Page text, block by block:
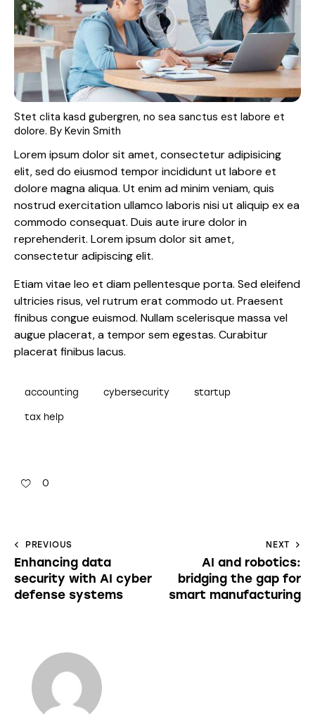
Stet clita kasd gubergren, no sea sanctus est labore et
dolore. By Kevin Smith
Lorem ipsum dolor sit amet, consectetur adipisicing
elit, sed do eiusmod tempor incididunt ut labore et
dolore magna aliqua. Ut enim ad minim veniam, quis
nostrud exercitation ullamco laboris nisi ut aliquip ex ea
commodo consequat. Duis aute irure dolor in
reprehenderit. Lorem ipsum dolor sit amet,
consectetur adipiscing elit.
Etiam vitae leo et diam pellentesque porta. Sed eleifend
ultricies risus, vel rutrum erat commodo ut. Praesent
finibus congue euismod. Nullam scelerisque massa vel
augue placerat, a tempor sem egestas. Curabitur
placerat finibus lacus.
accounting cybersecurity startup
tax help
0
PREVIOUS
Enhancing data
security with AI cyber
defense systems
NEXT
AI and robotics:
bridging the gap for
smart manufacturing